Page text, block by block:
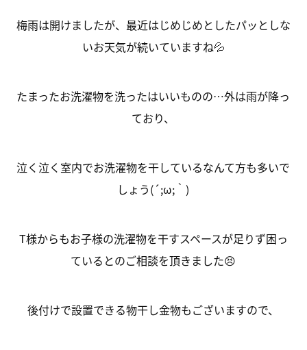
梅雨は開けましたが、最近はじめじめとしたパッとしな
いお天気が続いていますね💦
たまったお洗濯物を洗ったはいいものの…外は雨が降っ
ており、
泣く泣く室内でお洗濯物を干しているなんて方も多いで
しょう(´;ω;｀)
T様からもお子様の洗濯物を干すスペースが足りず困っ
ているとのご相談を頂きました😣
後付けで設置できる物干し金物もございますので、